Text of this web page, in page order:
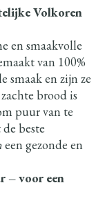
Volkoren
en smaakvolle
van 100%
smaak en zijn ze
brood is
puur van te
beste
een gezonde en
– voor een